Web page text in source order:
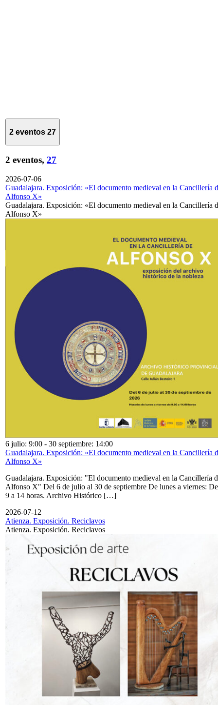
2 eventos 27
2 eventos, 27
2026-07-06
Guadalajara. Exposición: «El documento medieval en la Cancillería
Alfonso X»
Guadalajara. Exposición: «El documento medieval en la Cancillería
Alfonso X»
6 julio: 9:00 - 30 septiembre: 14:00
Guadalajara. Exposición: «El documento medieval en la Cancillería
Alfonso X»
Guadalajara. Exposición: "El documento medieval en la Cancillería
Alfonso X" Del 6 de julio al 30 de septiembre De lunes a viernes: De
9 a 14 horas. Archivo Histórico […]
2026-07-12
Atienza. Exposición. Reciclavos
Atienza. Exposición. Reciclavos